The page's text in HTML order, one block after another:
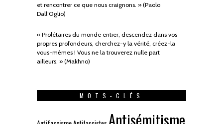
et rencontrer ce que nous craignons. » (Paolo
Dall’Oglio)
« Prolétaires du monde entier, descendez dans vos
propres profondeurs, cherchez-y la vérité, créez-la
vous-mêmes ! Vous ne la trouverez nulle part
ailleurs. » (Makhno)
MOTS-CLÉS
Antisémitisme